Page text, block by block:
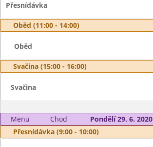
Přesnídávka
Oběd (11:00 - 14:00)
Oběd
Svačina (15:00 - 16:00)
Svačina
Menu Chod
Pondělí 29. 6. 2020
Přesnídávka (9:00 - 10:00)